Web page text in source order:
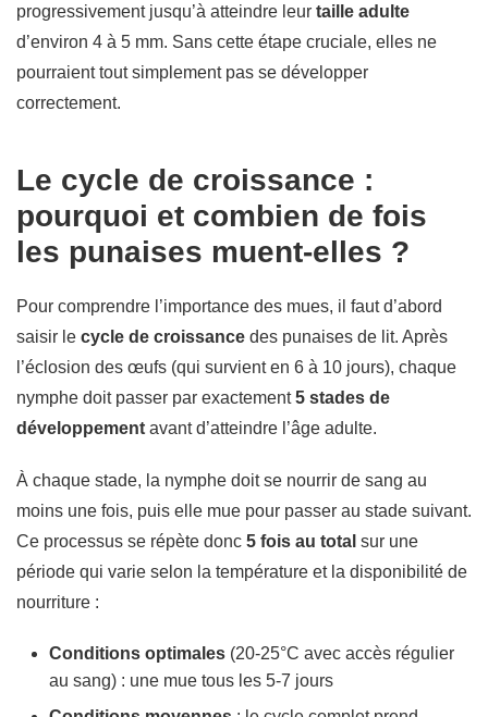
progressivement jusqu’à atteindre leur taille adulte
d’environ 4 à 5 mm. Sans cette étape cruciale, elles ne
pourraient tout simplement pas se développer
correctement.
Le cycle de croissance :
pourquoi et combien de fois
les punaises muent-elles ?
Pour comprendre l’importance des mues, il faut d’abord
saisir le cycle de croissance des punaises de lit. Après
l’éclosion des œufs (qui survient en 6 à 10 jours), chaque
nymphe doit passer par exactement5 stades de
développement avant d’atteindre l’âge adulte.
À chaque stade, la nymphe doit se nourrir de sang au
moins une fois, puis elle mue pour passer au stade suivant.
Ce processus se répète donc 5 fois au total sur une
période qui varie selon la température et la disponibilité de
nourriture :
Conditions optimales (20-25°C avec accès régulier
au sang) : une mue tous les 5-7 jours